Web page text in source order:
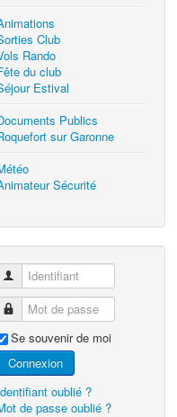
Club
Rando
du club
Estival
Publics
sur Garonne
Sécurité
Identifiant
Mot de passe
Se souvenir de moi
Connexion
oublié ?
de passe oublié ?